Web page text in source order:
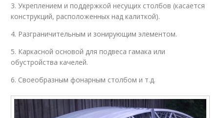
3. Укреплением и поддержкой несущих столбов (касается
конструкций, расположенных над калиткой).
4. Разграничительным и зонирующим элементом.
5. Каркасной основой для подвеса гамака или
обустройства качелей.
6. Своеобразным фонарным столбом и т.д.